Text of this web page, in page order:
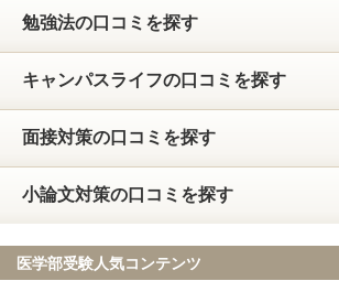
勉強法の口コミを探す
キャンパスライフの口コミを探す
面接対策の口コミを探す
小論文対策の口コミを探す
医学部受験人気コンテンツ